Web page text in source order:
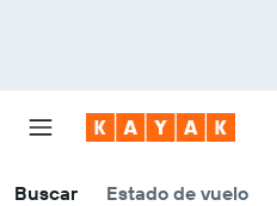
Buscar Estado de vuelo